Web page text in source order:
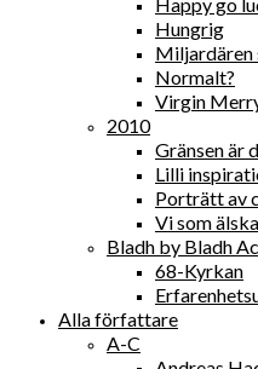
Hungrig
Miljardären
Normalt?
Virgin
2010
Gränsen är
Lilli
Porträtt av
Vi som
Bladh by Bladh
68-Kyrkan
Alla författare
A-C